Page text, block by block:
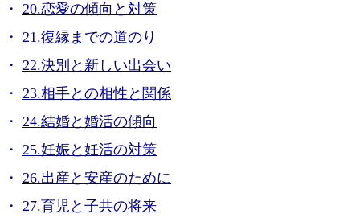
20.恋愛の傾向と対策
21.復縁までの道のり
22.決別と新しい出会い
23.相手との相性と関係
24.結婚と婚活の傾向
25.妊娠と妊活の対策
26.出産と安産のために
27.育児と子共の将来